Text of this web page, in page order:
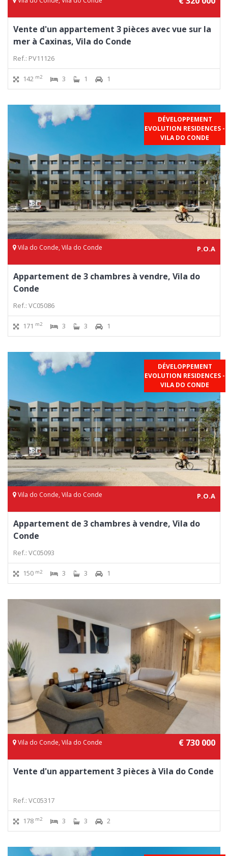
Vente d'un appartement 3 pièces avec vue sur la
mer à Caxinas, Vila do Conde
Ref.: PV11126
142 m2 3 1 1
DÉVELOPPEMENT
EVOLUTION RESIDENCES -
VILA DO CONDE
Vila do Conde, Vila do Conde P.O.A
Appartement de 3 chambres à vendre, Vila do
Conde
Ref.: VC05086
171 m2 3 3 1
DÉVELOPPEMENT
EVOLUTION RESIDENCES -
VILA DO CONDE
Vila do Conde, Vila do Conde P.O.A
Appartement de 3 chambres à vendre, Vila do
Conde
Ref.: VC05093
150 m2 3 3 1
Vila do Conde, Vila do Conde € 730 000
Vente d'un appartement 3 pièces à Vila do Conde
Ref.: VC05317
178 m2 3 3 2